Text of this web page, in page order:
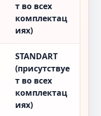
т во всех
комплектац
иях)
STANDART
(присутствуе
т во всех
комплектац
иях)